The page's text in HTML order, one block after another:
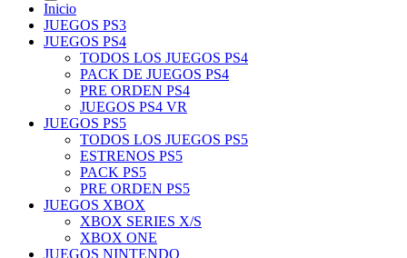
Inicio
JUEGOS PS3
JUEGOS PS4
TODOS LOS JUEGOS PS4
PACK DE JUEGOS PS4
PRE ORDEN PS4
JUEGOS PS4 VR
JUEGOS PS5
TODOS LOS JUEGOS PS5
ESTRENOS PS5
PACK PS5
PRE ORDEN PS5
JUEGOS XBOX
XBOX SERIES X/S
XBOX ONE
JUEGOS NINTENDO